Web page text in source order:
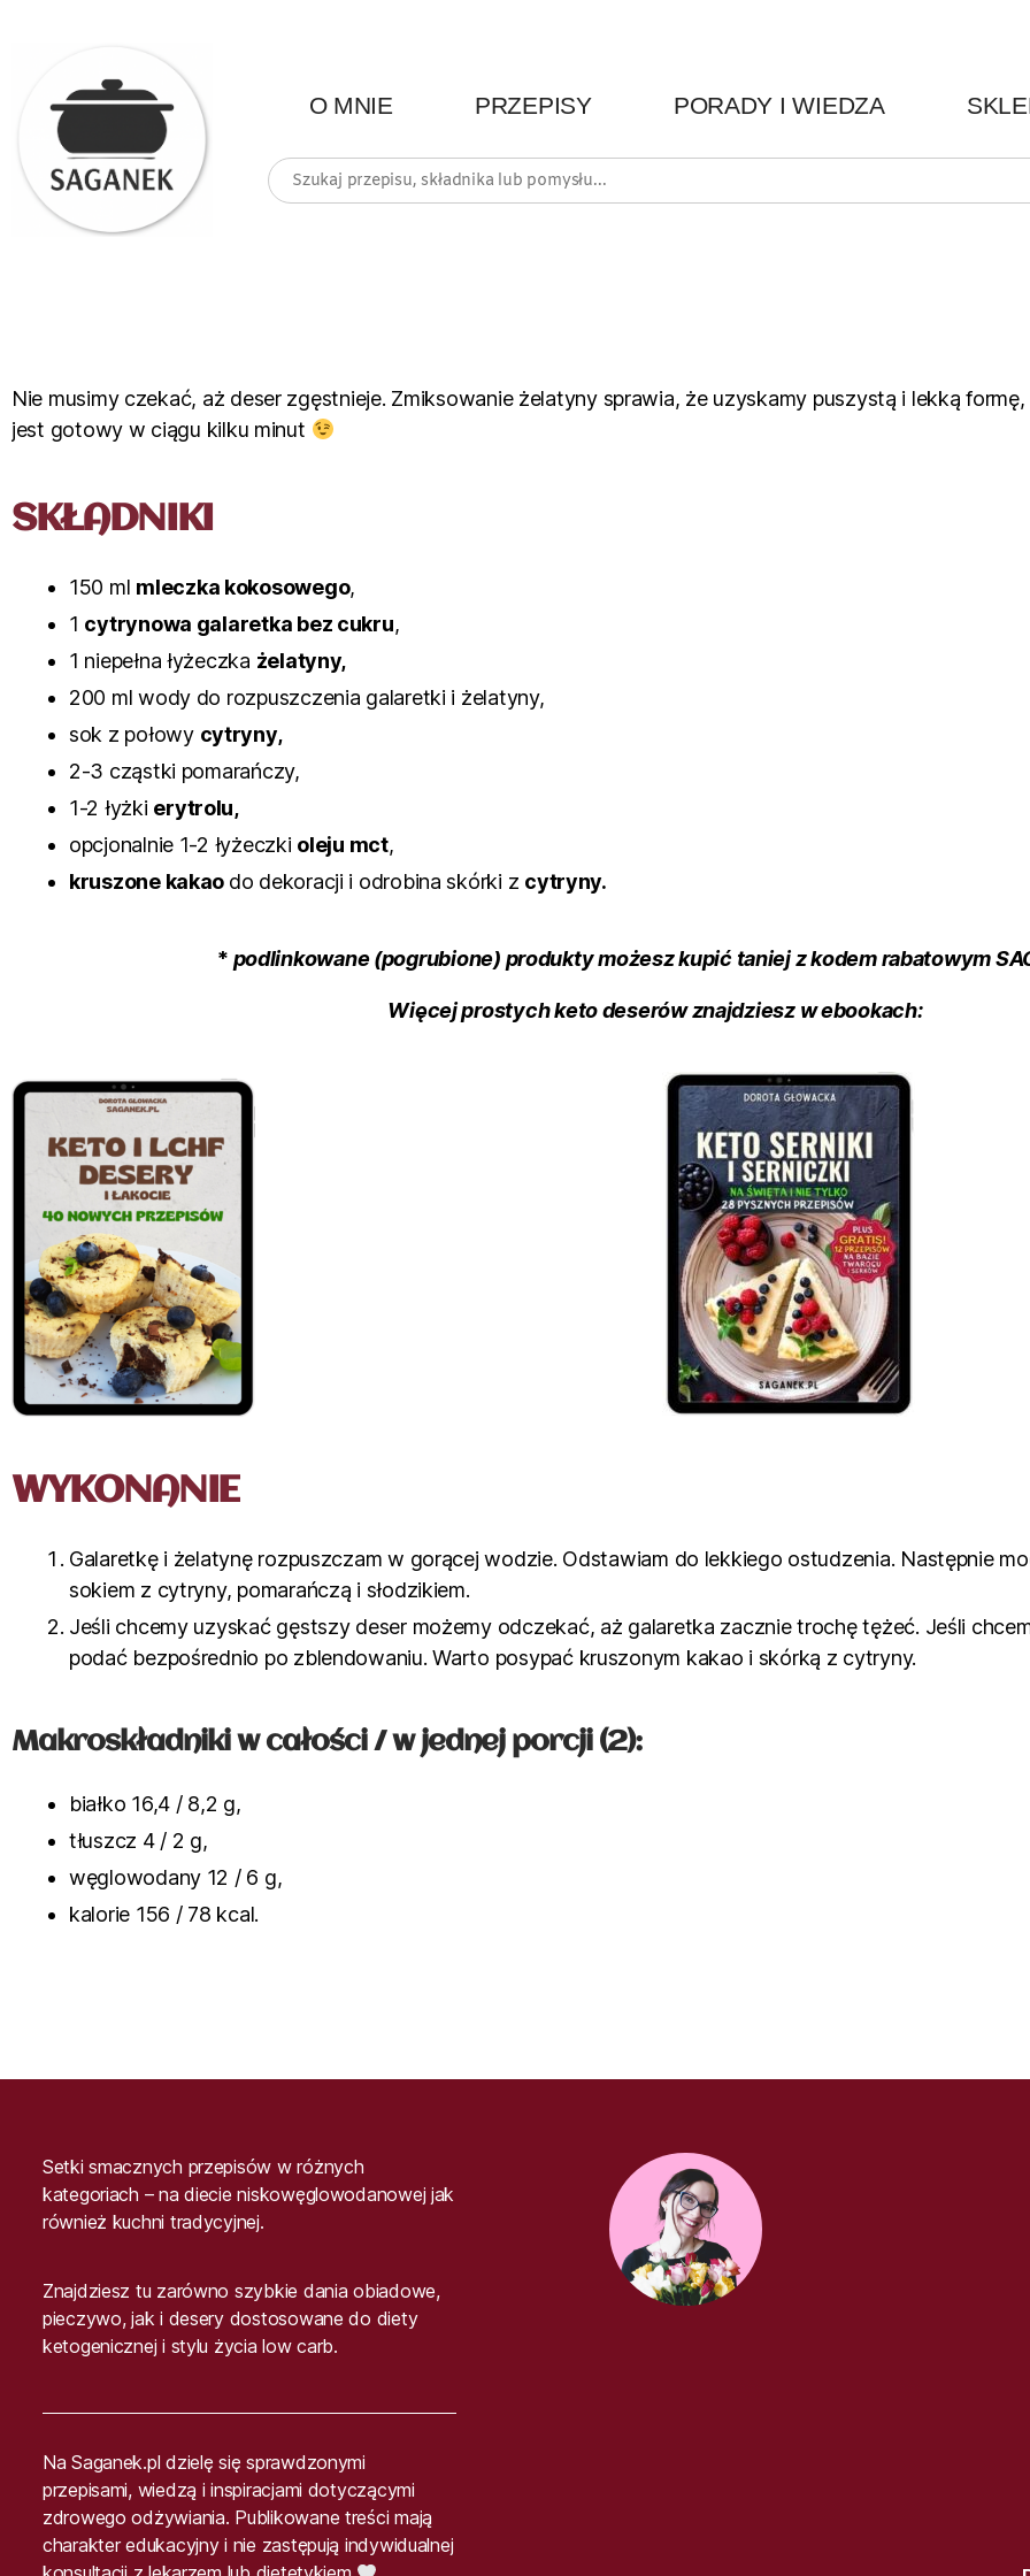
O MNIE PRZEPISY PORADY I WIEDZA
Nie musimy czekać, aż deser zgęstnieje. Zmiksowanie żelatyny sprawia, że uzyskamy puszystą i lekką
jest gotowy w ciągu kilku minut
SKŁADNIKI
150 ml mleczka kokosowego,
1 cytrynowa galaretka bez cukru,
1 niepełna łyżeczka żelatyny,
200 ml wody do rozpuszczenia galaretki i żelatyny,
sok z połowy cytryny,
2-3 cząstki pomarańczy,
1-2 łyżki erytrolu,
opcjonalnie 1-2 łyżeczki oleju mct,
kruszone kakao do dekoracji i odrobina skórki z cytryny.
* podlinkowane (pogrubione) produkty możesz kupić taniej z kodem rabatowym
Więcej prostych keto deserów znajdziesz w ebookach:
WYKONANIE
Galaretkę i żelatynę rozpuszczam w gorącej wodzie. Odstawiam do lekkiego ostudzenia. Następnie
sokiem z cytryny, pomarańczą i słodzikiem.
Jeśli chcemy uzyskać gęstszy deser możemy odczekać, aż galaretka zacznie trochę tężeć. Jeśli
podać bezpośrednio po zblendowaniu. Warto posypać kruszonym kakao i skórką z cytryny.
Makroskładniki w całości / w jednej porcji (2):
białko 16,4 / 8,2 g,
tłuszcz 4 / 2 g,
węglowodany 12 / 6 g,
kalorie 156 / 78 kcal.
Setki smacznych przepisów w różnych
kategoriach – na diecie niskowęglowodanowej jak
również kuchni tradycyjnej.
Znajdziesz tu zarówno szybkie dania obiadowe,
pieczywo, jak i desery dostosowane do diety
ketogenicznej i stylu życia low carb.
Na Saganek.pl dzielę się sprawdzonymi
przepisami, wiedzą i inspiracjami dotyczącymi
zdrowego odżywiania. Publikowane treści mają
charakter edukacyjny i nie zastępują indywidualnej